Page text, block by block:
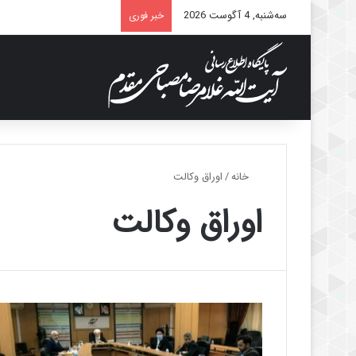
سه‌شنبه, 4 آگوست 2026 خبر فوری
خانه/اوراق وکالت
اوراق وکالت